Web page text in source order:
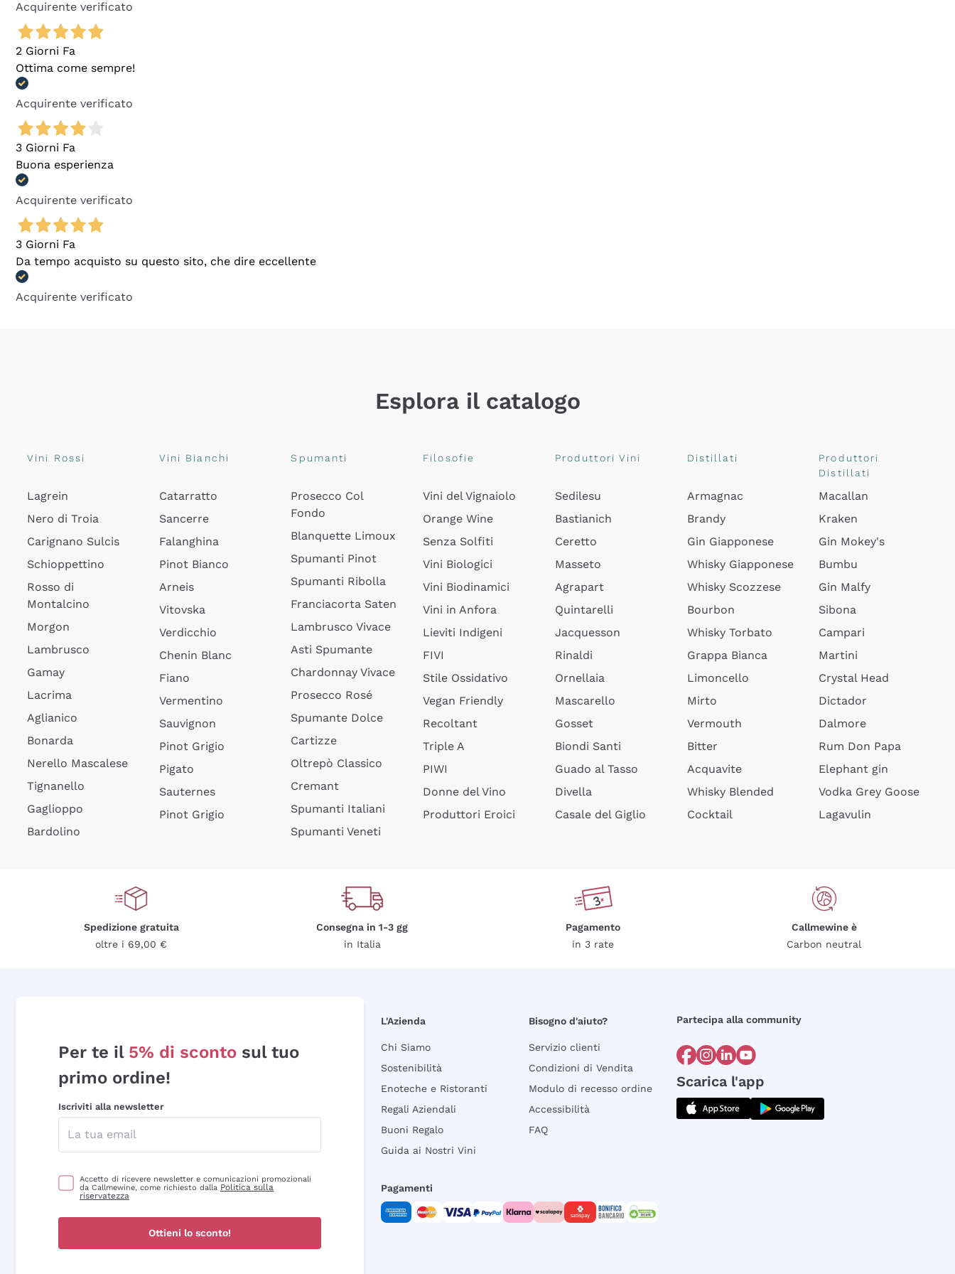
Acquirente verificato
2 Giorni Fa
Ottima come sempre!
Acquirente verificato
3 Giorni Fa
Buona esperienza
Acquirente verificato
3 Giorni Fa
Da tempo acquisto su questo sito, che dire eccellente
Acquirente verificato
Esplora il catalogo
Vini Rossi
Lagrein
Nero di Troia
Carignano Sulcis
Schioppettino
Rosso di
Montalcino
Morgon
Lambrusco
Gamay
Lacrima
Aglianico
Bonarda
Nerello Mascalese
Tignanello
Gaglioppo
Bardolino
Vini Bianchi
Catarratto
Sancerre
Falanghina
Pinot Bianco
Arneis
Vitovska
Verdicchio
Chenin Blanc
Fiano
Vermentino
Sauvignon
Pinot Grigio
Pigato
Sauternes
Pinot Grigio
Spumanti
Prosecco Col
Fondo
Blanquette Limoux
Spumanti Pinot
Spumanti Ribolla
Franciacorta Saten
Lambrusco Vivace
Asti Spumante
Chardonnay Vivace
Prosecco Rosé
Spumante Dolce
Cartizze
Oltrepò Classico
Cremant
Spumanti Italiani
Spumanti Veneti
Filosofie
Vini del Vignaiolo
Orange Wine
Senza Solfiti
Vini Biologici
Vini Biodinamici
Vini in Anfora
Lieviti Indigeni
FIVI
Stile Ossidativo
Vegan Friendly
Recoltant
Triple A
PIWI
Donne del Vino
Produttori Eroici
Produttori Vini
Sedilesu
Bastianich
Ceretto
Masseto
Agrapart
Quintarelli
Jacquesson
Rinaldi
Ornellaia
Mascarello
Gosset
Biondi Santi
Guado al Tasso
Divella
Casale del Giglio
Distillati
Armagnac
Brandy
Gin Giapponese
Whisky Giapponese
Whisky Scozzese
Bourbon
Whisky Torbato
Grappa Bianca
Limoncello
Mirto
Vermouth
Bitter
Acquavite
Whisky Blended
Cocktail
Produttori
Distillati
Macallan
Kraken
Gin Mokey's
Bumbu
Gin Malfy
Sibona
Campari
Martini
Crystal Head
Dictador
Dalmore
Rum Don Papa
Elephant gin
Vodka Grey Goose
Lagavulin
Spedizione gratuita
oltre i 69,00 €
Consegna in 1-3 gg
in Italia
Pagamento
in 3 rate
Callmewine è
Carbon neutral
Per te il 5% di sconto sul tuo
primo ordine!
Iscriviti alla newsletter
Accetto di ricevere newsletter e comunicazioni promozionali
da Callmewine, come richiesto dalla Politica sulla
riservatezza
Ottieni lo sconto!
L'Azienda
Chi Siamo
Sostenibilità
Enoteche e Ristoranti
Regali Aziendali
Buoni Regalo
Guida ai Nostri Vini
Bisogno d'aiuto?
Servizio clienti
Condizioni di Vendita
Modulo di recesso ordine
Accessibilità
FAQ
Partecipa alla community
Scarica l'app
Pagamenti